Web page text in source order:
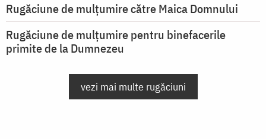
Rugăciune de mulţumire către Maica Domnului
Rugăciune de mulțumire pentru binefacerile
primite de la Dumnezeu
vezi mai multe rugăciuni